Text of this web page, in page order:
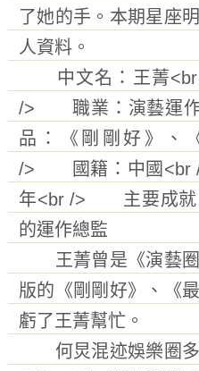
了她的手。本期星座
人資料。
中文名：王菁
/> 職業：演藝運
品：《剛剛好》、
/> 國籍：中國<br
年<br /> 主要成就
的運作總監
王菁曾是《演藝圈
版的《剛剛好》、《
虧了王菁幫忙。
何炅混迹娛樂圈多